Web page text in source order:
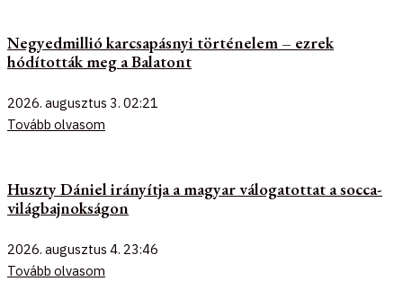
Negyedmillió karcsapásnyi történelem – ezrek
hódították meg a Balatont
2026. augusztus 3. 02:21
Tovább olvasom
Huszty Dániel irányítja a magyar válogatottat a socca-
világbajnokságon
2026. augusztus 4. 23:46
Tovább olvasom